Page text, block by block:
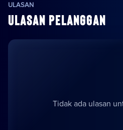
ULASAN
ULASAN PELANGGAN
Tidak ada ulasan